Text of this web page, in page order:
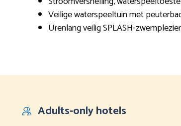
Veilige waterspeeltuin met
Urenlang veilig SPLASH-
Adults-only hotels